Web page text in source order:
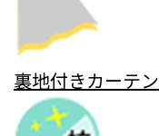
裏地付きカーテン